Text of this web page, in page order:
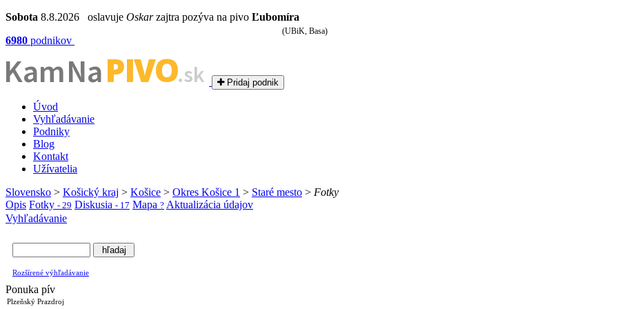
Sobota 8.8.2026 oslavuje Oskarzajtra pozýva na pivo Ľubomíra
6980 podnikov
Kam NaPIVO.sk Pridaj podnik
Úvod
Vyhľadávanie
Podniky
Blog
Kontakt
Užívatelia
Slovensko > Košický kraj > Košice > Okres Košice 1 > Staré mesto > Fotky
Opis Fotky - 29 Diskusia - 17 Mapa ? Aktualizácia údajov
Vyhľadávanie
Rozšírené výhľadávanie
Ponuka pív
Plzeňský Prazdroj
(UBiK, Basa)